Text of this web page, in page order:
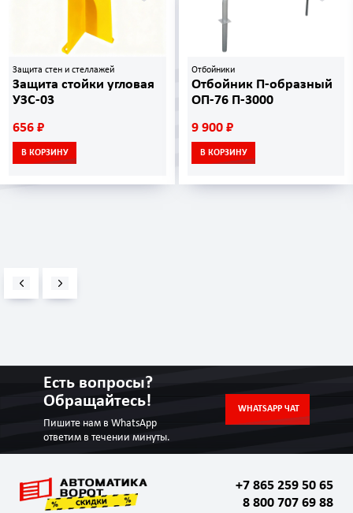
Защита стен и стеллажей
Защита стойки угловая
УЗС-03
656 ₽
В КОРЗИНУ
Отбойники
Отбойник П-образный
ОП-76 П-3000
9 900 ₽
В КОРЗИНУ
Есть вопросы?
Обращайтесь!
Пишите нам в WhatsApp
ответим в течении минуты.
WHATSAPP ЧАТ
+7 865 259 50 65
8 800 707 69 88